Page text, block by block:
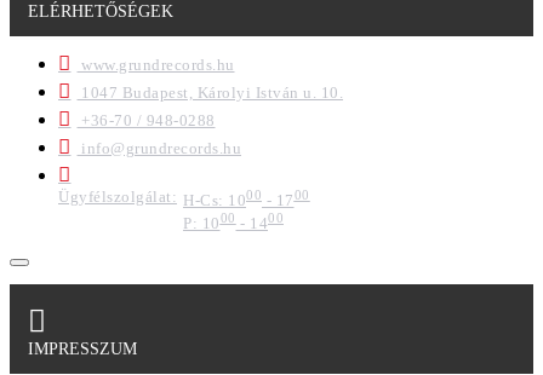
ELÉRHETŐSÉGEK
www.grundrecords.hu
1047 Budapest, Károlyi István u. 10.
+36-70 / 948-0288
info@grundrecords.hu
Ügyfélszolgálat: H-Cs: 1000 - 1700
P: 1000- 1400
IMPRESSZUM